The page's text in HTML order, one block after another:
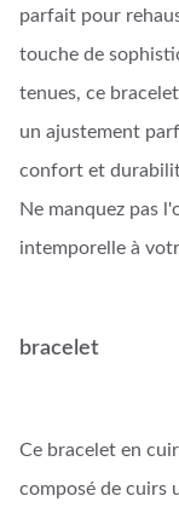
parfait pour
touche de
tenues, ce
un ajustement
confort et
Ne manquez pas
intemporelle à
bracelet
Ce bracelet en
composé de cuirs